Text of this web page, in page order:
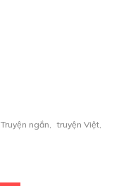
Truyện ngắn, truyện Việt,